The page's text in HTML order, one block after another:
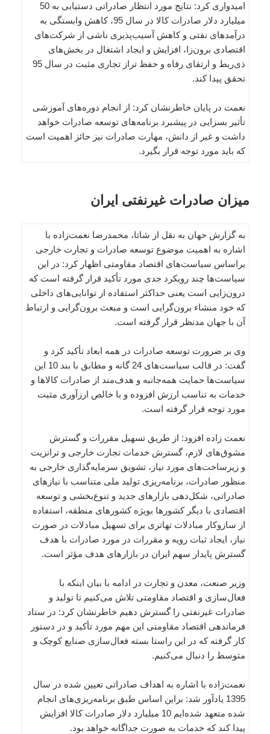
امیدواری کرد: نتایج مورد انتظار صادراتی دستیابی به 50
میلیارد دلار صادرات کالا در سال 95، کاهش وابستگی به
درآمدهای نفتی و کاهش آسیب‌پذیری ناشی از شرکت‌های
اقتصادی برون‌زا، افزایش و ایجاد اشتغال در بخش‌های
ذی‌ربط و ارتقای رفاه و حفظ تراز تجاری مثبت در سال 95
تحقق پیدا کند.
نعمت در پایان خاطرنشان کرد: از انجام دوره‌های آموزشی
تأثیر بسزایی در پیشبرد برنامه‌های توسعه صادرات خواهد
داشت و غیر از دانش، مهارت صادرات نیز حائز اهمیت است
که باید مورد توجه قرار بگیرد.
میزان صادرات غیرنفتی ایران
به گزارش حهان به نقل از شاتا، محمدرضا نعمت‌زاده با
اشاره به اهمیت موضوع توسعه صادرات و تجارت خارجی
براساس سیاست‌های اقتصاد مقاومتی اظهار کرد: در این
سیاست‌ها چند رویکرد جدی مورد تأکید قرار گرفته است که
درون‌زایی است یعنی حداکثر استفاده از توانایی‌های داخلی
که خود منشاء برون‌گرایی است و مبعث برون‌گرایی و ارتباط
آن با جهان مدنظر قرار گرفته است.
وی بر ضرورت توسعه صادرات در همه ابعاد تأکید کرد و
گفت: در قالب سیاست‌های 24 گانه و مطابق با بند 10 این
سیاست‌ها حمایت‌ همه‌جانبه و هدف‌مند از صادرات کالاها و
خدمات به تناسب ارزش افزوده و با خالص ارزآوری مثبت
مورد توجه قرار گرفته است.
نعمت زاده افزود: از طریق تسهیل مقررات و گسترش
مشوق‌های لازم، گسترش خدمات تجارت خارجی و ترانزیت
و زیرساخت‌های مورد نیاز، تشویق سرمایه‌گذاری خارجی به
منظور صادرات، برنامه‌ریزی تولید ملی متناسب با نیازهای
صادراتی، شکل‌دهی بازارهای جدید و تنوع‌بخشی و توسعه
اقتصادی با دیگر کشورها بویژه کشورهای منطقه، استفاده
از سازوکار مبادلات تهاتری برای تسهیل مبادلات در صورت
نیاز، ایجاد ثبات رویه و مقررات در مورد صادرات با هدف
گسترش پایدار سهم ایران در بازارهای هدف مؤثر است.
وزیر صنعت، معدن و تجارت در ادامه با بیان اینکه با
فعال‌سازی و اقتصاد مقاومتی تلاش می‌کنیم تا تولید و
صادرات غیرنفتی را گسترش دهیم خاطرنشان کرد: در ستاد
فرماندهی اقتصاد مقاومتی این مهم مورد تأکید و در دستور
کار گرفته که در این راستا بسته فعال‌سازی صنایع کوچک و
متوسط را دنبال می‌کنیم.
نعمت‌زاده با اشاره به اهداف صادراتی تعیین شده در سال
1395 یادآور شد: براین اساس طبق برنامه‌ریزی‌های انجام
شده متعهد شده‌ایم 10 میلیارد دلار صادرات کالا افزایش
پیدا کند که خدمات به صورت جداگانه خواهد بود.